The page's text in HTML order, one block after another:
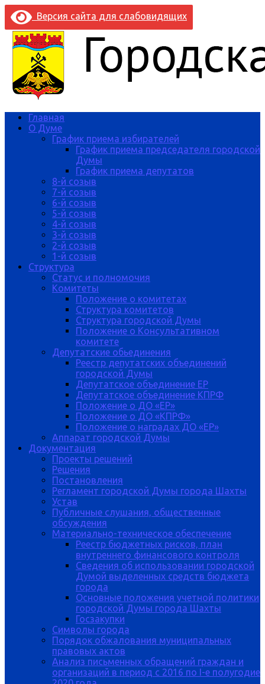
Версия сайта для слабовидящих
Главная
О Думе
График приема избирателей
График приема председателя городской
Думы
График приема депутатов
8-й созыв
7-й созыв
6-й созыв
5-й созыв
4-й созыв
3-й созыв
2-й созыв
1-й созыв
Структура
Статус и полномочия
Комитеты
Положение о комитетах
Структура комитетов
Структура городской Думы
Положение о Консультативном
комитете
Депутатские обьединения
Реестр депутатских объединений
городской Думы
Депутатское объединение ЕР
Депутатское объединение КПРФ
Положение о ДО «ЕР»
Положение о ДО «КПРФ»
Положение о наградах ДО «ЕР»
Аппарат городской Думы
Документация
Проекты решений
Решения
Постановления
Регламент городской Думы города Шахты
Устав
Публичные слушания, общественные
обсуждения
Материально-техническое обеспечение
Реестр бюджетных рисков, план
внутреннего финансового контроля
Сведения об использовании городской
Думой выделенных средств бюджета
города
Основные положения учетной политики
городской Думы города Шахты
Госзакупки
Символы города
Порядок обжалования муниципальных
правовых актов
Анализ письменных обращений граждан и
организаций в период с 2016 по I-е полугодие